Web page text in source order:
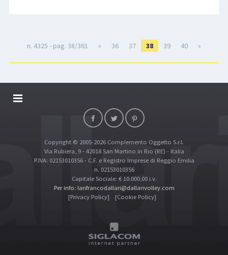
n. 4325 - pag. 38/361 « 36 37 38 39 40 »
DALLARIVOLLEY SOSTIENE
TOP RICERCHE
SITE MAP
Copyright © 2005-2026 Complemento Oggetto S.r.l.
Via Rubiera, 9 - 42018 San Martino in Rio (RE) - Italia
P.IVA: 02153010356 - C.F. e Registro Imprese di Reggio Emilia
n. 02153010356
Capitale Sociale: € 10.000,00 i.v.
Per info: lanfrancodallari@dallarivolley.com
[Privacy Policy]
[Cookie Policy]